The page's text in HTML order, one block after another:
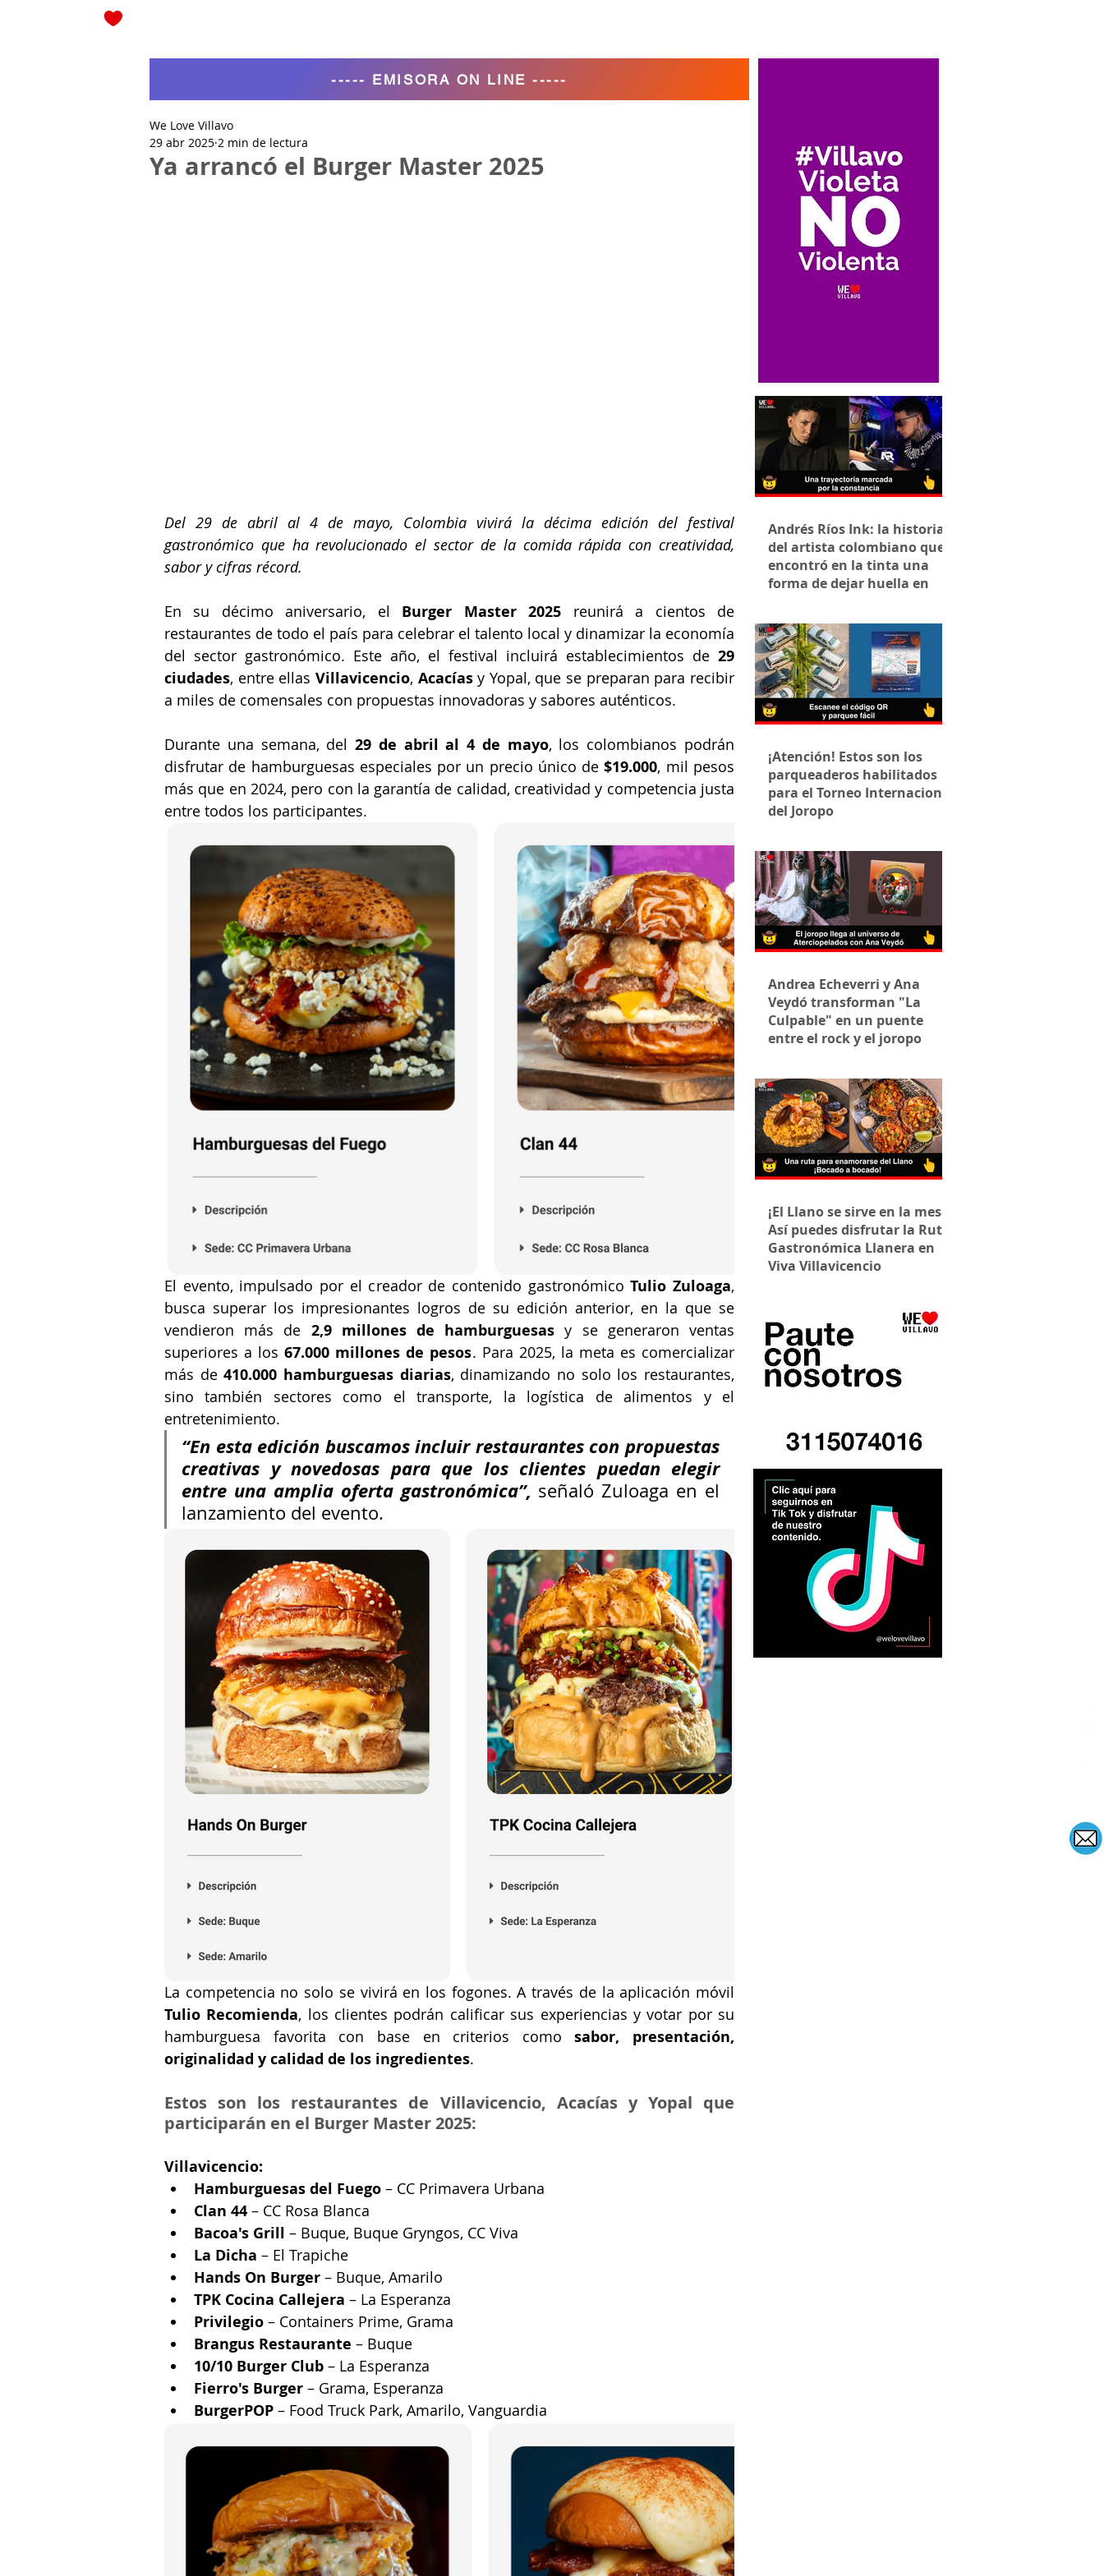
Ya arrancó el Burger Master 2025
We Love Villavo
29 abr 2025 2 min de lectura
Del 29 de abril al 4 de mayo, Colombia vivirá la décima edición del festival
gastronómico que ha revolucionado el sector de la comida rápida con creatividad,
sabor y cifras récord.
En su décimo aniversario, el Burger Master 2025 reunirá a cientos de
restaurantes de todo el país para celebrar el talento local y dinamizar la economía
del sector gastronómico. Este año, el festival incluirá establecimientos de 29
ciudades, entre ellas Villavicencio, Acacías y Yopal, que se preparan para recibir
a miles de comensales con propuestas innovadoras y sabores auténticos.
Durante una semana, del 29 de abril al 4 de mayo, los colombianos podrán
disfrutar de hamburguesas especiales por un precio único de $19.000, mil pesos
más que en 2024, pero con la garantía de calidad, creatividad y competencia justa
entre todos los participantes.
El evento, impulsado por el creador de contenido gastronómico Tulio Zuloaga,
busca superar los impresionantes logros de su edición anterior, en la que se
vendieron más de 2,9 millones de hamburguesas y se generaron ventas
superiores a los 67.000 millones de pesos. Para 2025, la meta es comercializar
más de 410.000 hamburguesas diarias, dinamizando no solo los restaurantes,
sino también sectores como el transporte, la logística de alimentos y el
entretenimiento.
“En esta edición buscamos incluir restaurantes con propuestas
creativas y novedosas para que los clientes puedan elegir
entre una amplia oferta gastronómica”, señaló Zuloaga en el
lanzamiento del evento.
La competencia no solo se vivirá en los fogones. A través de la aplicación móvil
Tulio Recomienda, los clientes podrán calificar sus experiencias y votar por su
hamburguesa favorita con base en criterios como sabor, presentación,
originalidad y calidad de los ingredientes.
Estos son los restaurantes de Villavicencio, Acacías y Yopal que
participarán en el Burger Master 2025:
Villavicencio:
Hamburguesas del Fuego – CC Primavera Urbana
Clan 44 – CC Rosa Blanca
Bacoa's Grill – Buque, Buque Gryngos, CC Viva
La Dicha – El Trapiche
Hands On Burger – Buque, Amarilo
TPK Cocina Callejera – La Esperanza
Privilegio – Containers Prime, Grama
Brangus Restaurante – Buque
10/10 Burger Club – La Esperanza
Fierro's Burger – Grama, Esperanza
BurgerPOP – Food Truck Park, Amarilo, Vanguardia
----- EMISORA ON LINE -----
Andrés Ríos Ink: la historia
del artista colombiano que
encontró en la tinta una
forma de dejar huella en
¡Atención! Estos son los
parqueaderos habilitados
para el Torneo Internacional
del Joropo
Andrea Echeverri y Ana
Veydó transforman "La
Culpable" en un puente
entre el rock y el joropo
¡El Llano se sirve en la mesa!
Así puedes disfrutar la Ruta
Gastronómica Llanera en
Viva Villavicencio